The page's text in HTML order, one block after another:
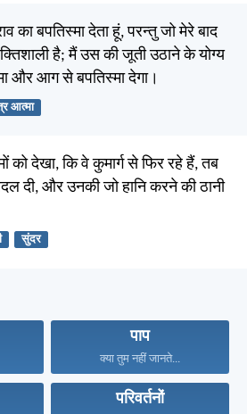
का बपतिस्मा देता हूं, परन्तु जो मेरे बाद
है; मैं उस की जूती उठाने के योग्य
और आग से बपतिस्मा देगा।
आत्मा
को देखा, कि वे कुमार्ग से फिर रहे हैं, तब
दी, और उनकी जो हानि करने की ठानी
सुंदर
पाप
क्या तुम नहीं जानते...
परिवर्तनों